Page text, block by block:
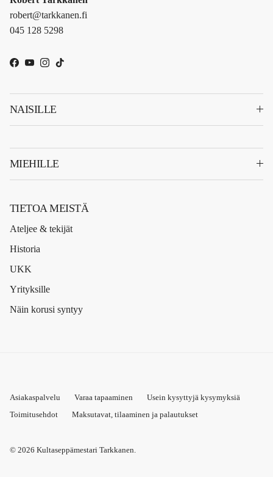
robert@tarkkanen.fi
045 128 5298
Facebook
YouTube
Instagram
TikTok
NAISILLE
MIEHILLE
TIETOA MEISTÄ
Ateljee & tekijät
Historia
UKK
Yrityksille
Näin korusi syntyy
Asiakaspalvelu Varaa tapaaminen
Usein kysyttyjä kysymyksiä
Toimitusehdot
Maksutavat, tilaaminen ja palautukset
© 2026 Kultaseppämestari Tarkkanen